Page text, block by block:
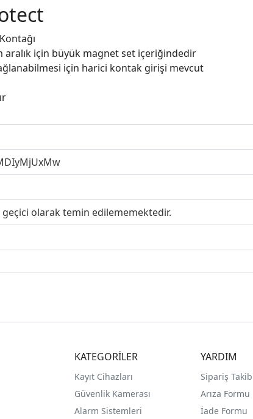
aralık için büyük magnet set içeriğindedir
için harici kontak girişi mevcut
olarak temin edilememektedir.
KATEGORİLER
Kayıt Cihazları
Güvenlik Kamerası
Alarm Sistemleri
YARDIM
Sipariş
Arıza Formu
İade Formu